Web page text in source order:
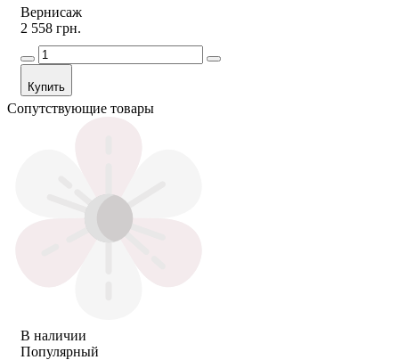
Вернисаж
2 558 грн.
Купить
Сопутствующие товары
В наличии
Популярный